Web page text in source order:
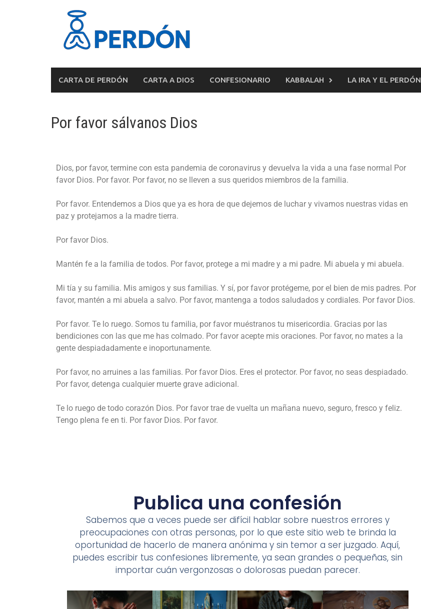
CARTA DE PERDÓN CARTA A DIOS CONFESIONARIO KABBALAH LA IRA Y EL PERDÓN
Por favor sálvanos Dios
Dios, por favor, termine con esta pandemia de coronavirus y devuelva la vida a una fase normal Por
favor Dios. Por favor. Por favor, no se lleven a sus queridos miembros de la familia.
Por favor. Entendemos a Dios que ya es hora de que dejemos de luchar y vivamos nuestras vidas en
paz y protejamos a la madre tierra.
Por favor Dios.
Mantén fe a la familia de todos. Por favor, protege a mi madre y a mi padre. Mi abuela y mi abuela.
Mi tía y su familia. Mis amigos y sus familias. Y sí, por favor protégeme, por el bien de mis padres. Por
favor, mantén a mi abuela a salvo. Por favor, mantenga a todos saludados y cordiales. Por favor Dios.
Por favor. Te lo ruego. Somos tu familia, por favor muéstranos tu misericordia. Gracias por las
bendiciones con las que me has colmado. Por favor acepte mis oraciones. Por favor, no mates a la
gente despiadadamente e inoportunamente.
Por favor, no arruines a las familias. Por favor Dios. Eres el protector. Por favor, no seas despiadado.
Por favor, detenga cualquier muerte grave adicional.
Te lo ruego de todo corazón Dios. Por favor trae de vuelta un mañana nuevo, seguro, fresco y feliz.
Tengo plena fe en ti. Por favor Dios. Por favor.
Publica una confesión
Sabemos que a veces puede ser difícil hablar sobre nuestros errores y
preocupaciones con otras personas, por lo que este sitio web te brinda la
oportunidad de hacerlo de manera anónima y sin temor a ser juzgado. Aquí,
puedes escribir tus confesiones libremente, ya sean grandes o pequeñas, sin
importar cuán vergonzosas o dolorosas puedan parecer.